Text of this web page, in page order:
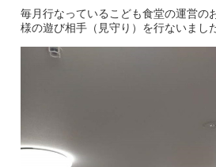
毎月行なっているこども食堂の運営の
様の遊び相手（見守り）を行ないました